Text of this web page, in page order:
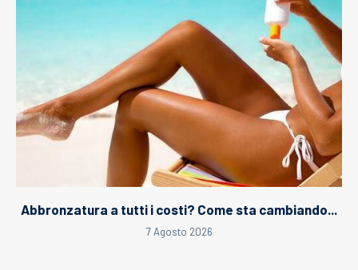
Abbronzatura a tutti i costi? Come sta cambiando...
7 Agosto 2026